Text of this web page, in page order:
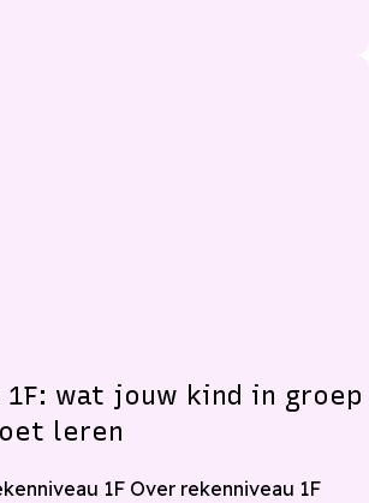
1F: wat jouw kind in groep
leren
1F Over rekenniveau 1F